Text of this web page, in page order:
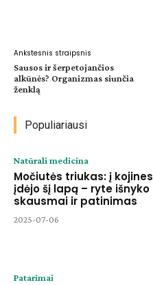
Ankstesnis straipsnis
Sausos ir šerpetojančios
alkūnės? Organizmas siunčia
ženklą
Populiariausi
Natūrali medicina
Močiutės triukas: į kojines
įdėjo šį lapą – ryte išnyko
skausmai ir patinimas
2025-07-06
Patarimai